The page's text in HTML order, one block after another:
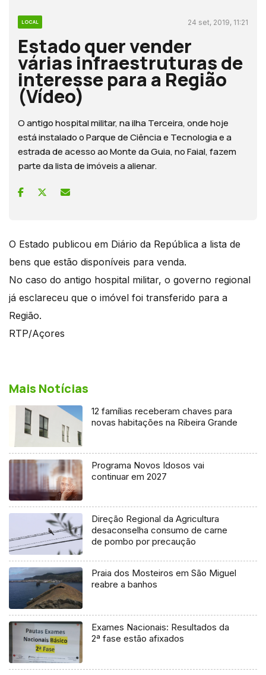
LOCAL 24 set, 2019, 11:21
Estado quer vender
várias infraestruturas de
interesse para a Região
(Vídeo)
O antigo hospital militar, na ilha Terceira, onde hoje
está instalado o Parque de Ciência e Tecnologia e a
estrada de acesso ao Monte da Guia, no Faial, fazem
parte da lista de imóveis a alienar.
O Estado publicou em Diário da República a lista de
bens que estão disponíveis para venda.
No caso do antigo hospital militar, o governo regional
já esclareceu que o imóvel foi transferido para a
Região.
RTP/Açores
Mais Notícias
12 famílias receberam chaves para
novas habitações na Ribeira Grande
Programa Novos Idosos vai
continuar em 2027
Direção Regional da Agricultura
desaconselha consumo de carne
de pombo por precaução
Praia dos Mosteiros em São Miguel
reabre a banhos
Exames Nacionais: Resultados da
2ª fase estão afixados